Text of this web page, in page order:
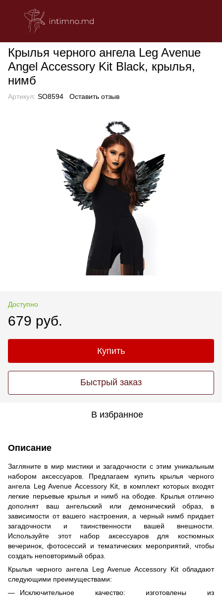
Крылья черного ангела Leg Avenue
Angel Accessory Kit Black, крылья,
нимб
Артикул: SO8594 Оставить отзыв
Доступно
679 руб.
Купить
Быстрый заказ
В избранное
Описание
Загляните в мир мистики и загадочности с этим уникальным
набором аксессуаров. Предлагаем купить крылья черного
ангела Leg Avenue Accessory Kit, в комплект которых входят
легкие перьевые крылья и нимб на ободке. Крылья отлично
дополнят ваш ангельский или демонический образ, в
зависимости от вашего настроения, а черный нимб придает
загадочности и таинственности вашей внешности.
Используйте этот набор аксессуаров для костюмных
вечеринок, фотосессий и тематических мероприятий, чтобы
создать неповторимый образ.
Крылья черного ангела Leg Avenue Accessory Kit обладают
следующими преимуществами:
Исключительное качество: изготовлены из